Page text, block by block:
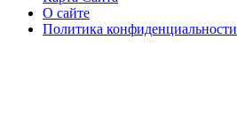
О сайте
Политика конфиденциальности